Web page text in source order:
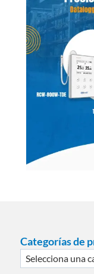
Categorías de
Selecciona
una